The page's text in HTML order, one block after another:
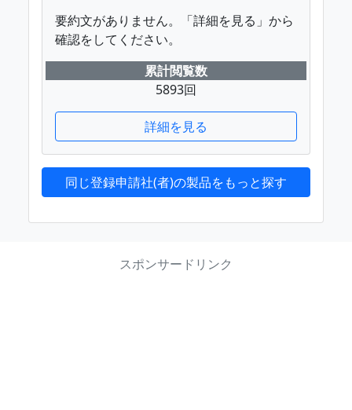
要約文がありません。「詳細を見る」から
確認をしてください。
累計閲覧数
5893回
詳細を見る
同じ登録申請社(者)の製品をもっと探す
スポンサードリンク